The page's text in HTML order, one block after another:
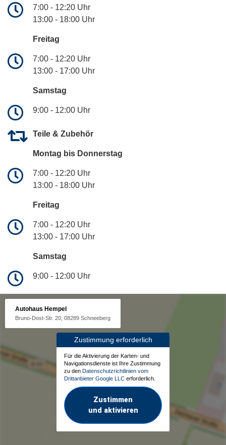
7:00 - 12:20 Uhr
13:00 - 18:00 Uhr
Freitag
7:00 - 12:20 Uhr
13:00 - 17:00 Uhr
Samstag
9:00 - 12:00 Uhr
Teile & Zubehör
Montag bis Donnerstag
7:00 - 12:20 Uhr
13:00 - 18:00 Uhr
Freitag
7:00 - 12:20 Uhr
13:00 - 17:00 Uhr
Samstag
9:00 - 12:00 Uhr
Autohaus Hempel
Bruno-Dost-Str. 20, 08289 Schneeberg
Zustimmung erforderlich
Für die Aktivierung der Karten- und
Navigationsdienste ist Ihre Zustimmung
zu den Datenschutzrichtlinien vom
Drittanbieter Google LLC erforderlich.
Zustimmen
und aktivieren